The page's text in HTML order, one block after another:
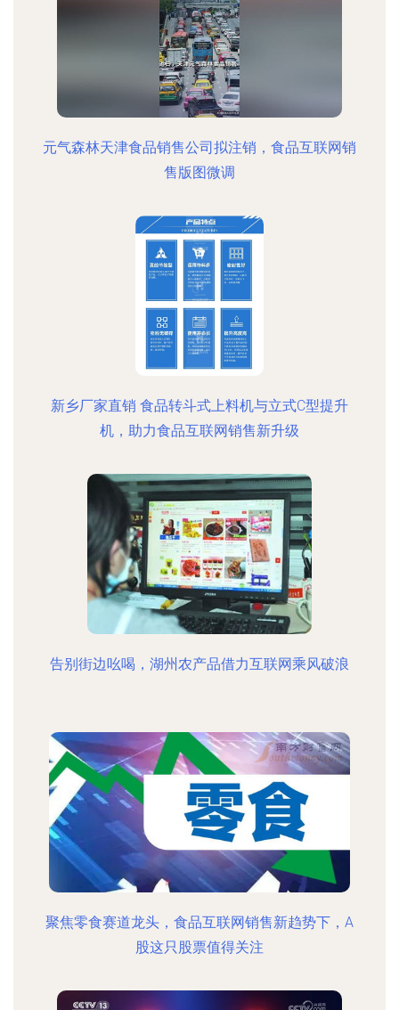
元气森林天津食品销售公司拟注销，食品互联网销
售版图微调
新乡厂家直销 食品转斗式上料机与立式C型提升
机，助力食品互联网销售新升级
告别街边吆喝，湖州农产品借力互联网乘风破浪
聚焦零食赛道龙头，食品互联网销售新趋势下，A
股这只股票值得关注